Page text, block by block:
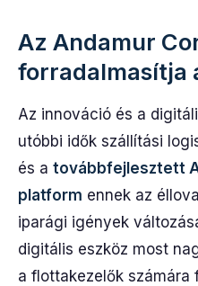
Az Andamur
forradalmasítja
Az innováció és a
utóbbi idők szállítási
és a továbbfejlesztett
platform ennek az
iparági igények
digitális eszköz most
a flottakezelők számára